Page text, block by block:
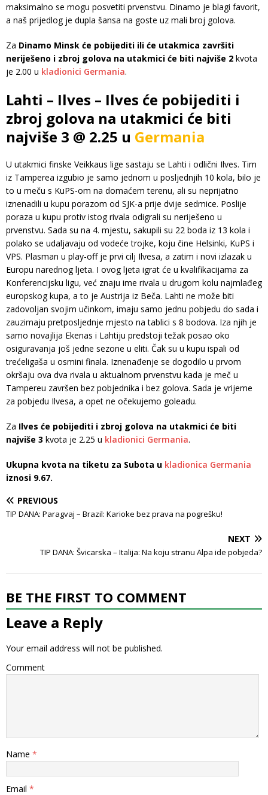
maksimalno se mogu posvetiti prvenstvu. Dinamo je blagi favorit,
a naš prijedlog je dupla šansa na goste uz mali broj golova.
Za Dinamo Minsk će pobijediti ili će utakmica završiti
neriješeno i zbroj golova na utakmici će biti najviše 2 kvota
je 2.00 u kladionici Germania.
Lahti – Ilves – Ilves će pobijediti i
zbroj golova na utakmici će biti
najviše 3 @ 2.25 u Germania
U utakmici finske Veikkaus lige sastaju se Lahti i odlični Ilves. Tim
iz Tamperea izgubio je samo jednom u posljednjih 10 kola, bilo je
to u meču s KuPS-om na domaćem terenu, ali su neprijatno
iznenadili u kupu porazom od SJK-a prije dvije sedmice. Poslije
poraza u kupu protiv istog rivala odigrali su neriješeno u
prvenstvu. Sada su na 4. mjestu, sakupili su 22 boda iz 13 kola i
polako se udaljavaju od vodeće trojke, koju čine Helsinki, KuPS i
VPS. Plasman u play-off je prvi cilj Ilvesa, a zatim i novi izlazak u
Europu narednog ljeta. I ovog ljeta igrat će u kvalifikacijama za
Konferencijsku ligu, već znaju ime rivala u drugom kolu najmlađeg
europskog kupa, a to je Austrija iz Beča. Lahti ne može biti
zadovoljan svojim učinkom, imaju samo jednu pobjedu do sada i
zauzimaju pretposljednje mjesto na tablici s 8 bodova. Iza njih je
samo novajlija Ekenas i Lahtiju predstoji težak posao oko
osiguravanja još jedne sezone u eliti. Čak su u kupu ispali od
trećeligaša u osmini finala. Iznenađenje se dogodilo u prvom
okršaju ova dva rivala u aktualnom prvenstvu kada je meč u
Tampereu završen bez pobjednika i bez golova. Sada je vrijeme
za pobjedu Ilvesa, a opet ne očekujemo goleadu.
Za Ilves će pobijediti i zbroj golova na utakmici će biti
najviše 3 kvota je 2.25 u kladionici Germania.
Ukupna kvota na tiketu za Subota u kladionica Germania
iznosi 9.67.
PREVIOUS
TIP DANA: Paragvaj – Brazil: Karioke bez prava na pogrešku!
NEXT
TIP DANA: Švicarska – Italija: Na koju stranu Alpa ide pobjeda?
BE THE FIRST TO COMMENT
Leave a Reply
Your email address will not be published.
Comment
Name *
Email *